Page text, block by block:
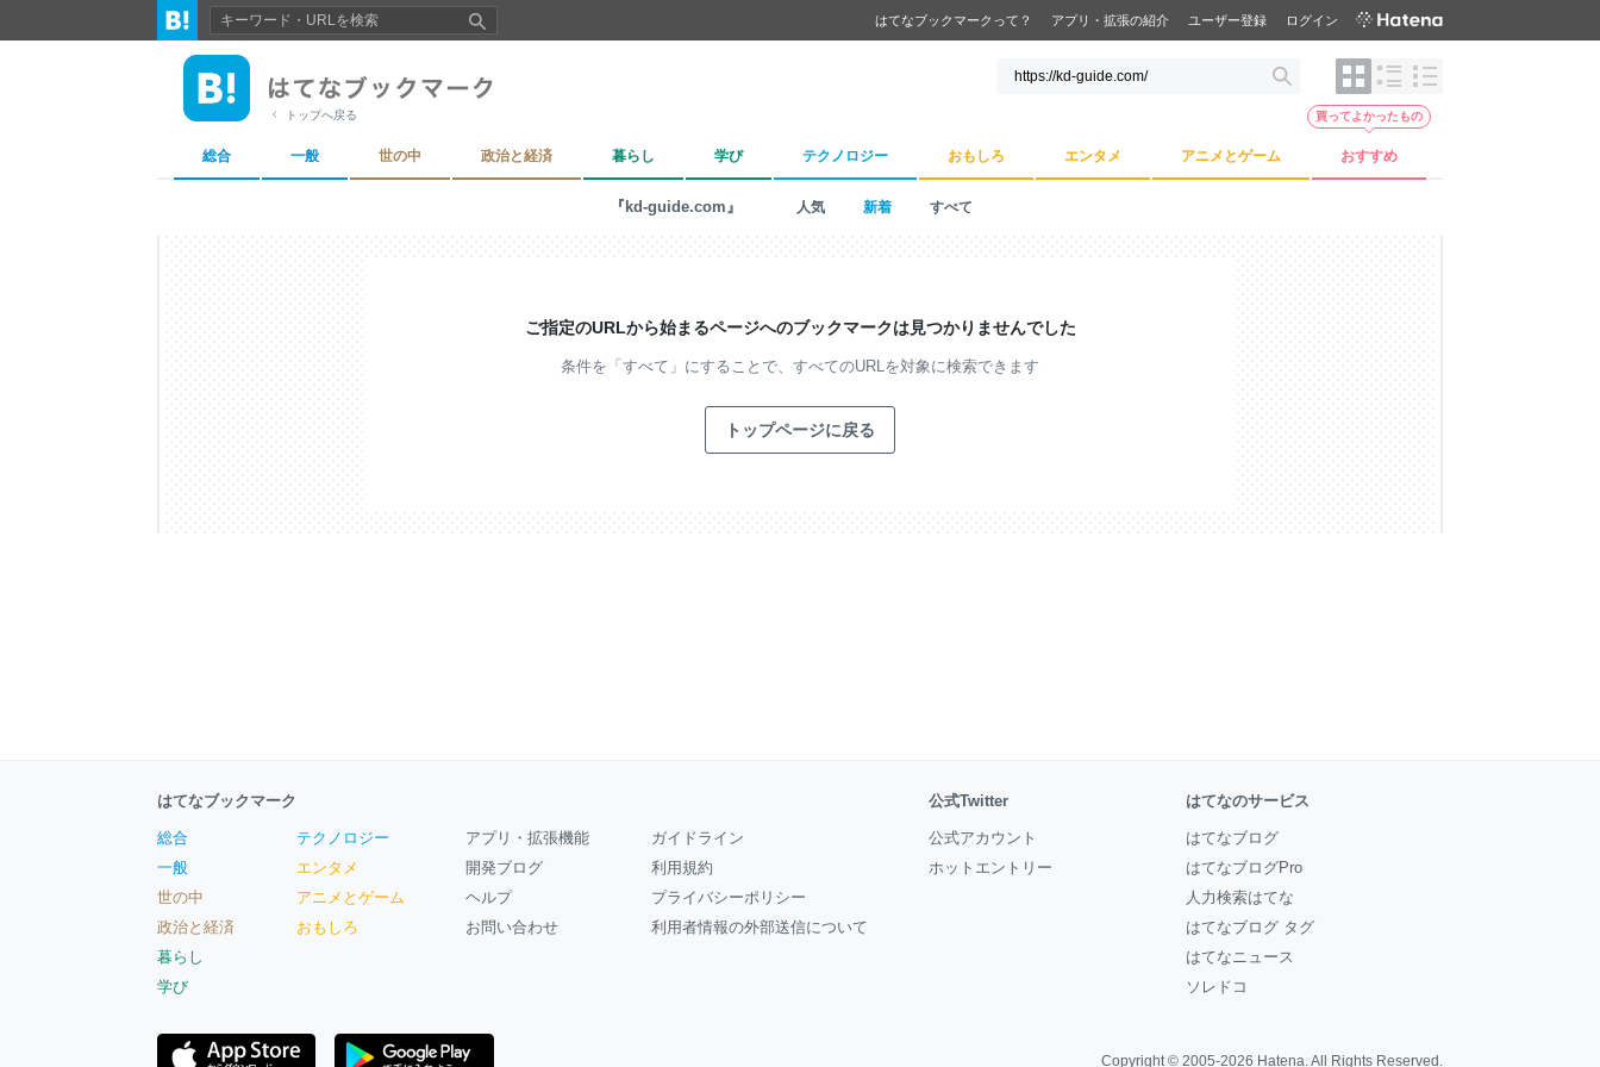
はてなブックマークって？ アプリ・拡張の紹介 ユーザー登録 ログイン
トップへ戻る
総合 一般 世の中 政治と経済 暮らし 学び テクノロジー おもしろ エンタメ アニメとゲーム おすすめ
買ってよかったもの
『kd-guide.com』 人気 新着 すべて
ご指定のURLから始まるページへのブックマークは見つかりませんでした
条件を「すべて」にすることで、 すべてのURLを対象に検索できます
トップページに戻る
はてなブックマーク
総合
一般
世の中
政治と経済
暮らし
学び
テクノロジー
エンタメ
アニメとゲーム
おもしろ
アプリ・拡張機能
開発ブログ
ヘルプ
お問い合わせ
ガイドライン
利用規約
プライバシーポリシー
利用者情報の外部送信について
公式Twitter
公式アカウント
ホットエントリー
はてなのサービス
はてなブログ
はてなブログPro
人力検索はてな
はてなブログ タグ
はてなニュース
ソレドコ
Copyright © 2005-2026 Hatena. All Rights Reserved.